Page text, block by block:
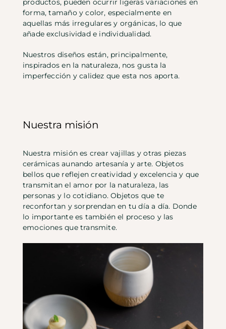
productos, pueden ocurrir ligeras variaciones en
forma, tamaño y color, especialmente en
aquellas más irregulares y orgánicas, lo que
añade exclusividad e individualidad.
Nuestros diseños están, principalmente,
inspirados en la naturaleza, nos gusta la
imperfección y calidez que esta nos aporta.
Nuestra misión
Nuestra misión es crear vajillas y otras piezas
cerámicas aunando artesanía y arte. Objetos
bellos que reflejen creatividad y excelencia y que
transmitan el amor por la naturaleza, las
personas y lo cotidiano. Objetos que te
reconfortan y sorprendan en tu día a día. Donde
lo importante es también el proceso y las
emociones que transmite.